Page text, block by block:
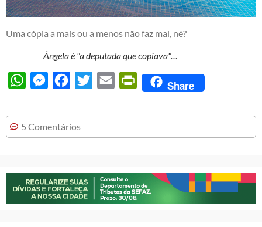
Uma cópia a mais ou a menos não faz mal, né?
Ângela é "a deputada que copiava"…
WhatsAppMessengerFacebook
Twitter Email PrintFriendly
Share
5 Comentários